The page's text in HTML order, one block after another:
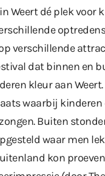
Weert dé plek voor
verschillende
dat binnen en
kleur aan
waarbij
Buiten
waar men
kon